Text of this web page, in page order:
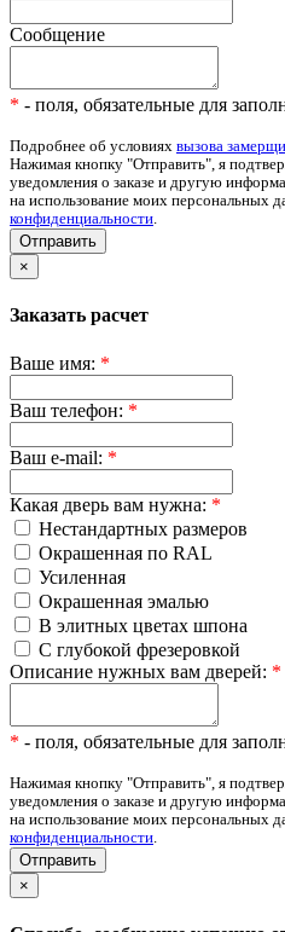
Сообщение
* - поля, обязательные для
Подробнее об условиях вызова
Нажимая кнопку "Отправить", я
уведомления о заказе и другую
на использование моих персональных
конфиденциальности.
Отправить
×
Заказать расчет
Ваше имя: *
Ваш телефон: *
Ваш e-mail: *
Какая дверь вам нужна: *
Нестандартных размеров
Окрашенная по RAL
Усиленная
Окрашенная эмалью
В элитных цветах шпона
С глубокой фрезеровкой
Описание нужных вам дверей: *
* - поля, обязательные для
Нажимая кнопку "Отправить", я
уведомления о заказе и другую
на использование моих персональных
конфиденциальности
×